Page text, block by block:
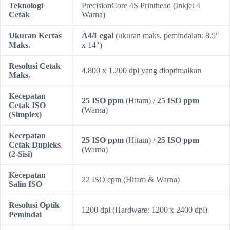
Teknologi
Cetak
PrecisionCore 4S Printhead (Inkjet 4
Warna)
Ukuran Kertas
Maks.
A4/Legal (ukuran maks. pemindaian: 8.5″
x 14″)
Resolusi Cetak
Maks.
4.800 x 1.200 dpi yang dioptimalkan
Kecepatan
Cetak ISO
(Simplex)
25 ISO ppm (Hitam) /25 ISO ppm
(Warna)
Kecepatan
Cetak Dupleks
(2-Sisi)
25 ISO ppm (Hitam) /25 ISO ppm
(Warna)
Kecepatan
Salin ISO
22 ISO cpm (Hitam & Warna)
Resolusi Optik
Pemindai
1200 dpi (Hardware: 1200 x 2400 dpi)